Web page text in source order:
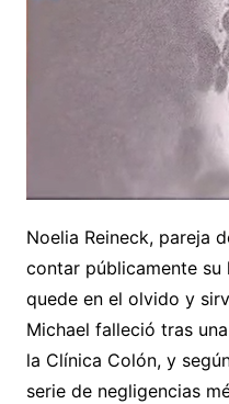
Noelia Reineck, pareja
contar públicamente su
quede en el olvido y
Michael falleció tras
la Clínica Colón, y
serie de negligencias